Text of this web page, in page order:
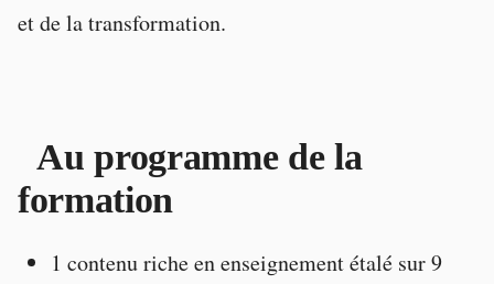
et de la transformation.
Au programme de la
formation
1 contenu riche en enseignement étalé sur 9